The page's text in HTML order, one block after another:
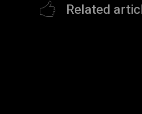
Related